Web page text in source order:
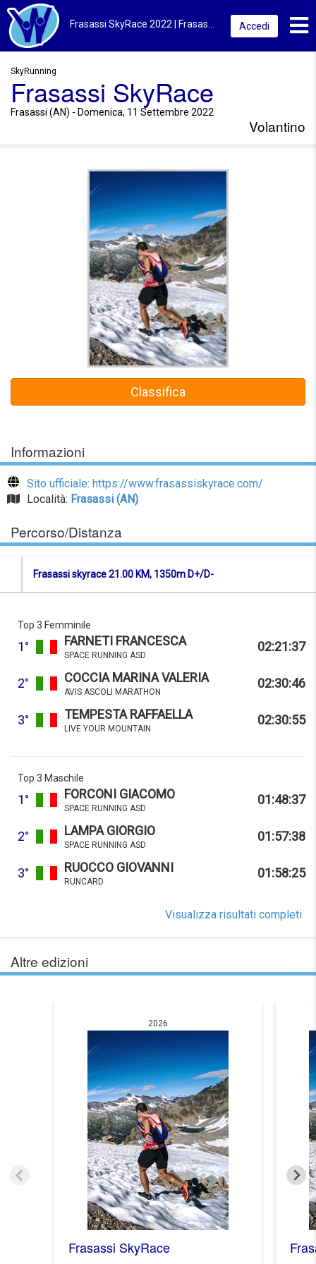
Accedi
SkyRunning
Frasassi SkyRace
Frasassi (AN) - Domenica, 11 Settembre 2022
Volantino
Informazioni
Sito ufficiale: https://www.frasassiskyrace.com/
Località: Frasassi (AN)
Percorso/Distanza
Frasassi skyrace 21.00 KM, 1350m D+/D-
Top 3 Femminile
1° FARNETI FRANCESCA
SPACE RUNNING ASD
02:21:37
2° COCCIA MARINA VALERIA
AVIS ASCOLI MARATHON
02:30:46
3° TEMPESTA RAFFAELLA
LIVE YOUR MOUNTAIN
02:30:55
Top 3 Maschile
1° FORCONI GIACOMO
SPACE RUNNING ASD
01:48:37
2° LAMPA GIORGIO
SPACE RUNNING ASD
01:57:38
3° RUOCCO GIOVANNI
RUNCARD
01:58:25
Visualizza risultati completi
Altre edizioni
2026
Frasassi SkyRace
Classifica